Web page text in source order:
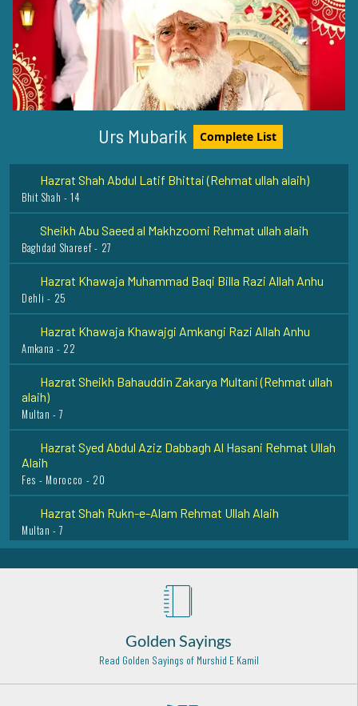
Urs Mubarik Complete List
Sadrush Shariah Mufti Amjad Ali Aazami Rehmat Ullah
Alaih
Ajmer Shareef - 2
Bhit Shah - 14
Baghdad Shareef - 27
Dehli - 25
Amkana - 22
alaih)
Multan - 7
Alaih
Fes - Morocco - 20
Multan - 7
Hazrat Shah Ghulam Muhammad Soofie Siddique
Rehmat Ullah Alaih
Hazrat Khawaja Syed Muhammad Essa Razi Allah Anhu
Hazrat Syed Muhammad Tajuddin Rehmat ullah alaih
Nagpur - 26
Golden Sayings
Read Golden Sayings of Murshid E Kamil